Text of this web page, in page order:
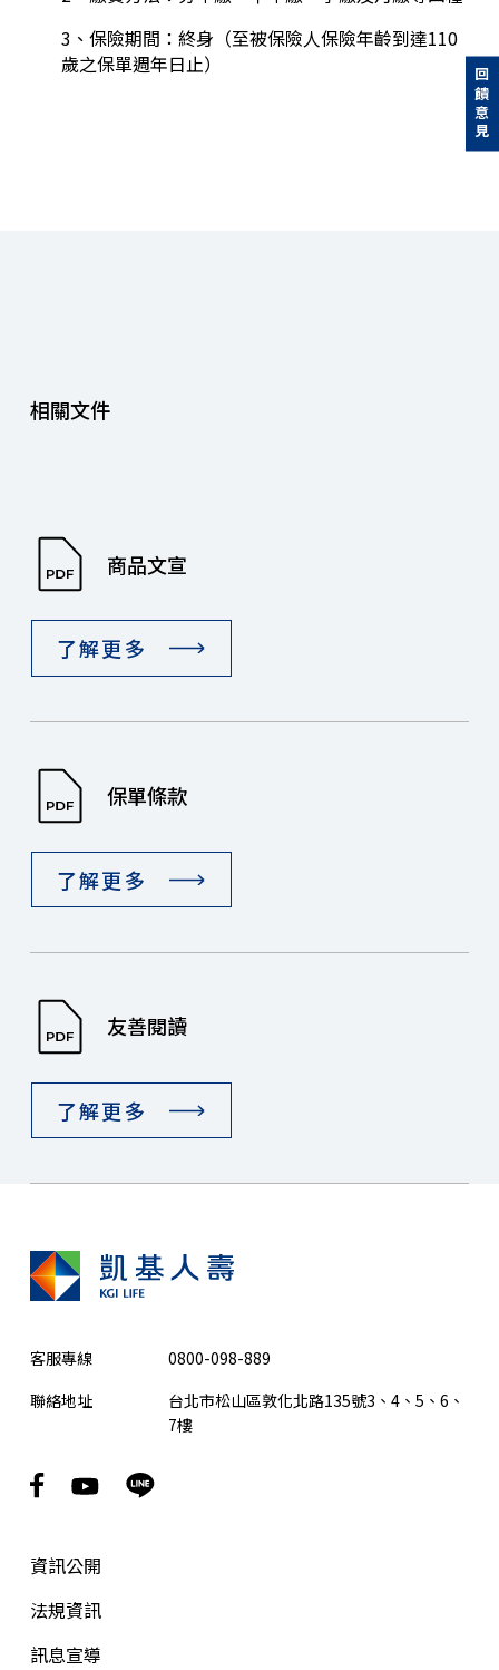
3、保險期間：終身（至被保險人保險年齡到達110
歲之保單週年日止）
相關文件
商品文宣
了解更多
保單條款
了解更多
友善閱讀
了解更多
客服專線
0800-098-889
聯絡地址
台北市松山區敦化北路135號3、4、5、6、
7樓
資訊公開
法規資訊
訊息宣導
回饋意見